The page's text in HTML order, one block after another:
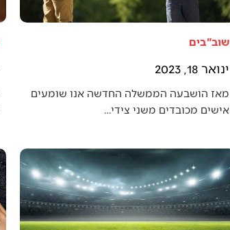
שוב"בים
ינואר 18, 2023
מאז הושבעה הממשלה החדשה אנו שומעים
אישים מכובדים משני צידי…